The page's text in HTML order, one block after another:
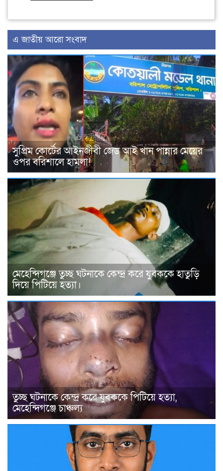
এ জাতীয় আরো সংবাদ
সুপ্রিম কোর্টের আইনজীবী জেড আই খান পান্নার মেয়ের
ওপর বরিশালে হামলা!
মেহেন্দিগঞ্জে তুচ্ছ ঘটনাকে কেন্দ্র করে যুবককে হাতুড়ি
দিয়ে পিটিয়ে হত্যা।
তুচ্ছ ঘটনাকে কেন্দ্র করে যুবককে পিটিয়ে হত্যা,
মেহেন্দিগঞ্জে চাঞ্চল্য